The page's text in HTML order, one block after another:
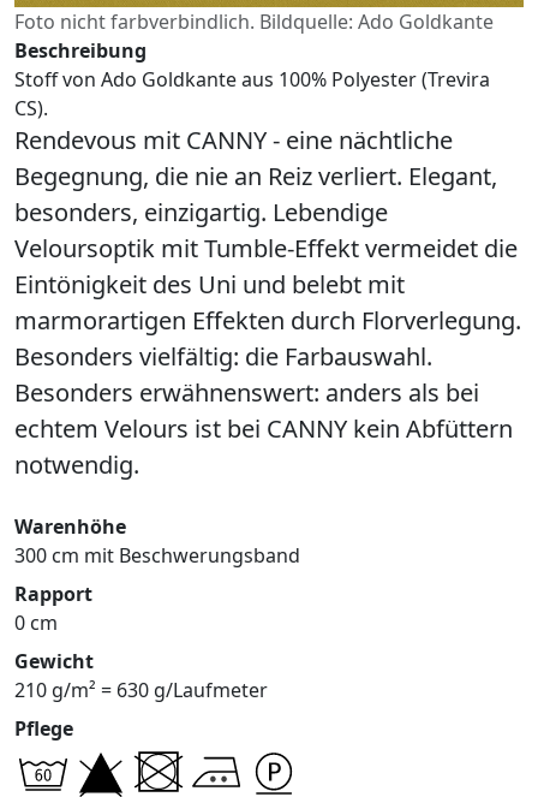
Foto nicht farbverbindlich. Bildquelle: Ado Goldkante
Beschreibung
Stoff von Ado Goldkante aus 100% Polyester (Trevira
CS).
Rendevous mit CANNY - eine nächtliche
Begegnung, die nie an Reiz verliert. Elegant,
besonders, einzigartig. Lebendige
Veloursoptik mit Tumble-Effekt vermeidet die
Eintönigkeit des Uni und belebt mit
marmorartigen Effekten durch Florverlegung.
Besonders vielfältig: die Farbauswahl.
Besonders erwähnenswert: anders als bei
echtem Velours ist bei CANNY kein Abfüttern
notwendig.
Warenhöhe
300 cm mit Beschwerungsband
Rapport
0 cm
Gewicht
210 g/m² = 630 g/Laufmeter
Pflege